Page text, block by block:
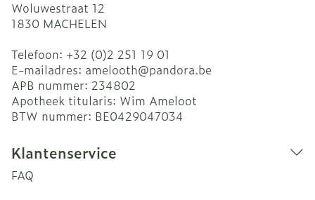
Woluwestraat 12
1830 MACHELEN
Telefoon: +32 (0)2 251 19 01
E-mailadres: amelooth@pandora.be
APB nummer: 234802
Apotheek titularis: Wim Ameloot
BTW nummer: BE0429047034
Klantenservice
FAQ